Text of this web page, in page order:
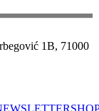
1B, 71000